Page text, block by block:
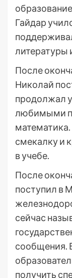
Гайдар
литературы
После
Николай
продолжал
любимыми
смекалку и
в учебе.
После
поступил в
сейчас
сообщения.
получить